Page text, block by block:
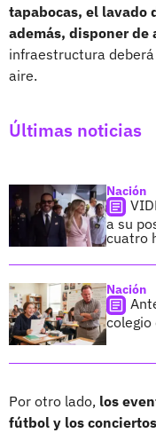
tapabocas, el lavado
además, disponer
infraestructura
aire.
Últimas noticias
Nación
a su
cuatro
Nación
Por otro lado, los
fútbol y los